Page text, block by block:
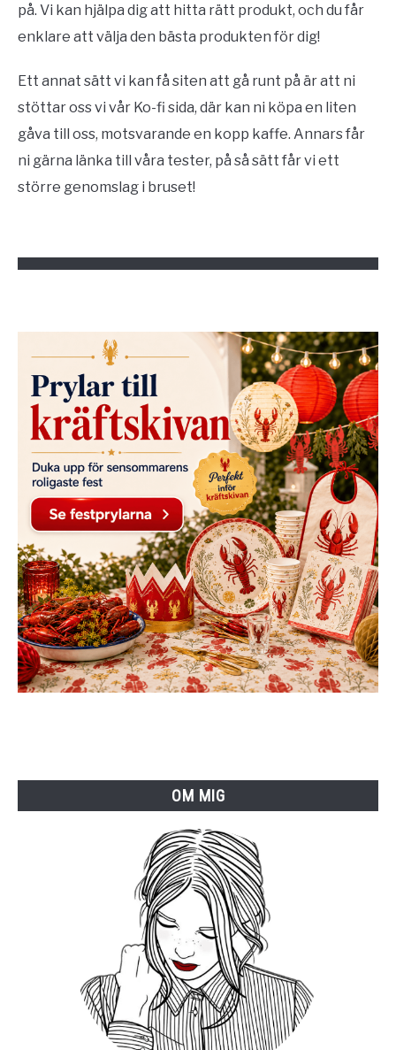
på. Vi kan hjälpa dig att hitta rätt produkt, och du får
enklare att välja den bästa produkten för dig!
Ett annat sätt vi kan få siten att gå runt på är att ni
stöttar oss vi vår Ko-fi sida, där kan ni köpa en liten
gåva till oss, motsvarande en kopp kaffe. Annars får
ni gärna länka till våra tester, på så sätt får vi ett
större genomslag i bruset!
OM MIG